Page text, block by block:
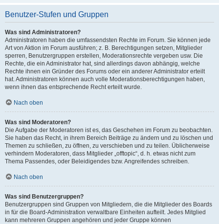
Benutzer-Stufen und Gruppen
Was sind Administratoren?
Administratoren haben die umfassendsten Rechte im Forum. Sie können jede
Art von Aktion im Forum ausführen; z. B. Berechtigungen setzen, Mitglieder
sperren, Benutzergruppen erstellen, Moderationsrechte vergeben usw. Die
Rechte, die ein Administrator hat, sind allerdings davon abhängig, welche
Rechte ihnen ein Gründer des Forums oder ein anderer Administrator erteilt
hat. Administratoren können auch volle Moderationsberechtigungen haben,
wenn ihnen das entsprechende Recht erteilt wurde.
Nach oben
Was sind Moderatoren?
Die Aufgabe der Moderatoren ist es, das Geschehen im Forum zu beobachten.
Sie haben das Recht, in ihrem Bereich Beiträge zu ändern und zu löschen und
Themen zu schließen, zu öffnen, zu verschieben und zu teilen. Üblicherweise
verhindern Moderatoren, dass Mitglieder „offtopic“, d. h. etwas nicht zum
Thema Passendes, oder Beleidigendes bzw. Angreifendes schreiben.
Nach oben
Was sind Benutzergruppen?
Benutzergruppen sind Gruppen von Mitgliedern, die die Mitglieder des Boards
in für die Board-Administration verwaltbare Einheiten aufteilt. Jedes Mitglied
kann mehreren Gruppen angehören und jeder Gruppe können